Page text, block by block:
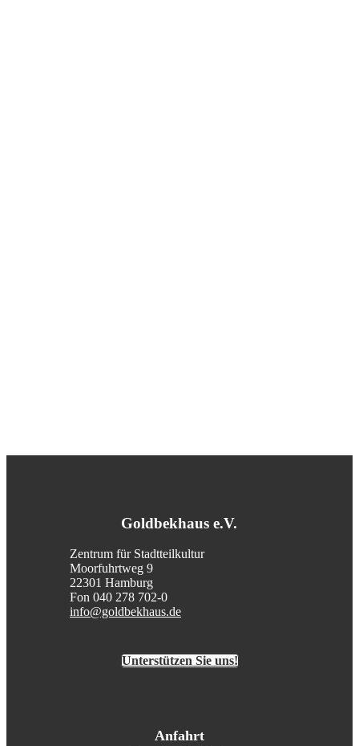
Goldbekhaus e.V.
Zentrum für Stadtteilkultur
Moorfuhrtweg 9
22301 Hamburg
Fon 040 278 702-0
info@goldbekhaus.de
Unterstützen Sie uns!
Anfahrt